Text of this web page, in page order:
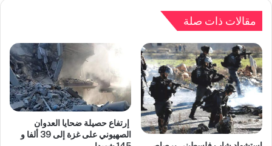
مقالات ذات صلة
إرتفاع حصيلة ضحايا العدوان
الصهيوني على غزة إلى 39 ألفا و